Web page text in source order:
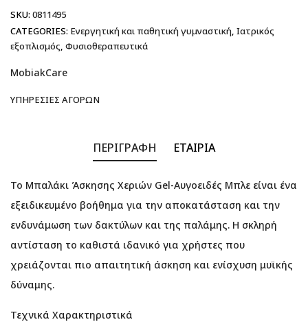
SKU: 0811495
CATEGORIES: Ενεργητική και παθητική γυμναστική, Ιατρικός
εξοπλισμός, Φυσιοθεραπευτικά
MobiakCare
ΥΠΗΡΕΣΊΕΣ ΑΓΟΡΏΝ
ΠΕΡΙΓΡΑΦΉ ΕΤΑΙΡΊΑ
Το Μπαλάκι Άσκησης Χεριών Gel-Αυγοειδές Μπλε είναι ένα
εξειδικευμένο βοήθημα για την αποκατάσταση και την
ενδυνάμωση των δακτύλων και της παλάμης. Η σκληρή
αντίσταση το καθιστά ιδανικό για χρήστες που
χρειάζονται πιο απαιτητική άσκηση και ενίσχυση μυϊκής
δύναμης.
Τεχνικά Χαρακτηριστικά